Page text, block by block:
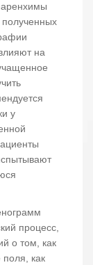
полученных
на
у
процесс,
о том, как
как